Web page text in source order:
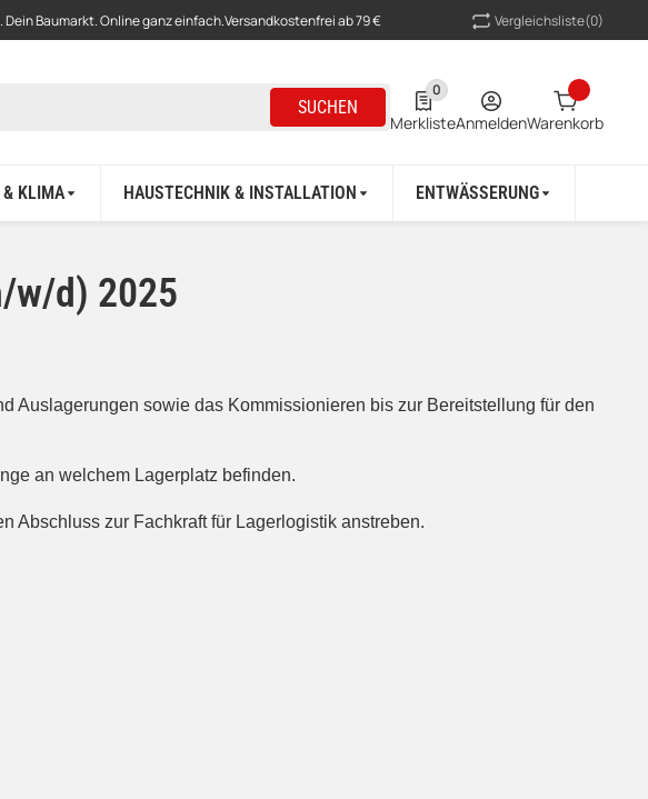
Dein Baumarkt. Online ganz einfach.Versandkostenfrei ab 79 € Vergleichsliste(0)
SUCHEN
0
0 Produkte in der Liste
MerklisteAnmeldenWarenkorb
& KLIMA HAUSTECHNIK & INSTALLATION ENTWÄSSERUNG
w/d) 2025
Auslagerungen sowie das Kommissionieren bis zur Bereitstellung für den
an welchem Lagerplatz befinden.
Abschluss zur Fachkraft für Lagerlogistik anstreben.